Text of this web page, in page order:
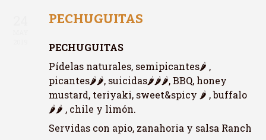
PECHUGUITAS
PECHUGUITAS
Pídelas naturales, semipicantes🌶️ ,
picantes🌶️🌶️, suicidas🌶️🌶️🌶️, BBQ, honey
mustard, teriyaki, sweet&spicy 🌶️ , buffalo
🌶️🌶️ , chile y limón.
Servidas con apio, zanahoria y salsa Ranch